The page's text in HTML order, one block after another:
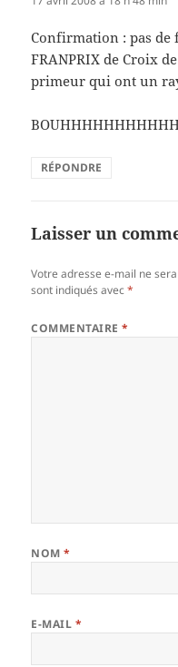
Confirmation : pas de
FRANPRIX de Croix
primeur qui ont un
RÉPONDRE
Laisser un
Votre adresse e-mail ne
sont indiqués avec*
COMMENTAIRE*
NOM*
E-MAIL *